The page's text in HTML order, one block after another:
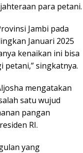
para petani.
Jambi pada
Januari 2025
kenaikan ini bisa
petani,” singkatnya.
mengatakan
satu wujud
pangan
RI.
yang